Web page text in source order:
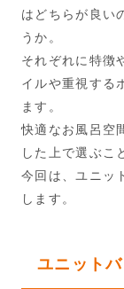
はどちらが良い
うか。
それぞれに特徴
イルや重視する
ます。
快適なお風呂空
した上で選ぶこ
今回は、ユニッ
します。
ユニット